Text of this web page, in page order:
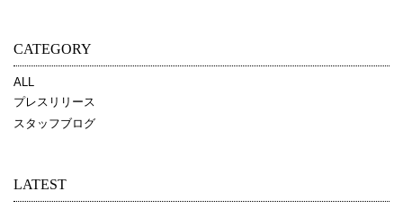
CATEGORY
ALL
プレスリリース
スタッフブログ
LATEST